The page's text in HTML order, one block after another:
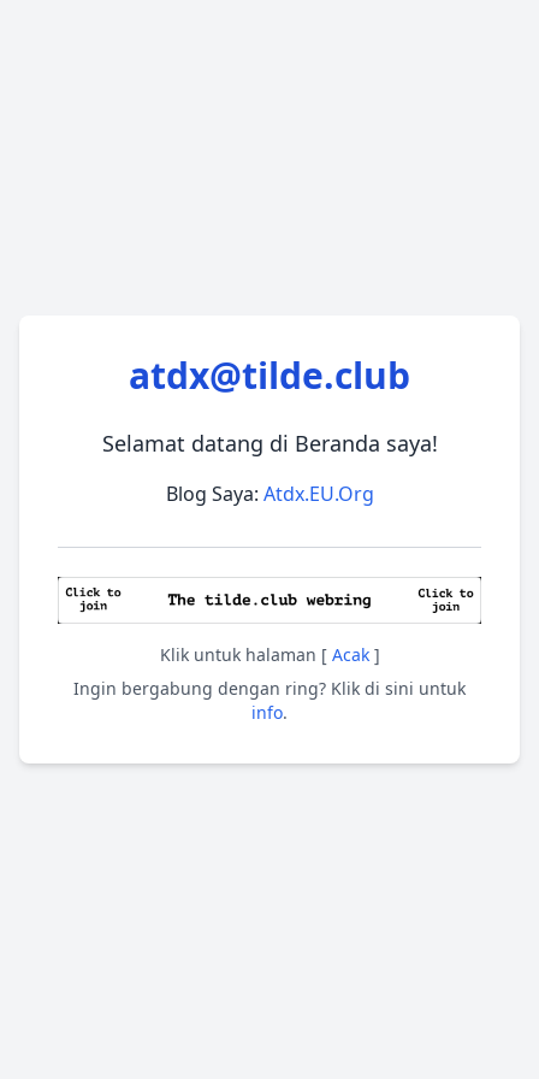
atdx@tilde.club
Selamat datang di Beranda saya!
Blog Saya: Atdx.EU.Org
Klik untuk halaman [ Acak]
Ingin bergabung dengan ring? Klik di sini untuk
info.